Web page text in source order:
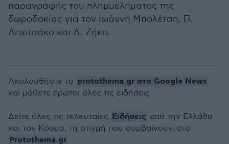
παραγραφής του πλημμελήματος της
δωροδοκίας για τον Ιωάννη Μπολέτση, Π.
Λεωτσάκο και Δ. Ζήκο.
Ακολουθήστε το protothema.gr στο Google News
και μάθετε πρώτοι όλες τις ειδήσεις
Δείτε όλες τις τελευταίες Ειδήσεις από την Ελλάδα
και τον Κόσμο, τη στιγμή που συμβαίνουν, στο
Protothema.gr